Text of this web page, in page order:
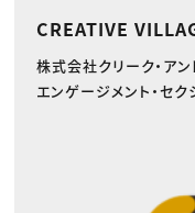
CREATIVE
株式会社クリーク・アン
エンゲージメント・セク